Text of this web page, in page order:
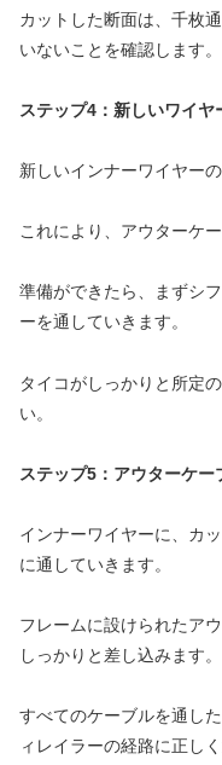
カットした断面は、千枚
いないことを確認します。
ステップ4：新しいワイ
新しいインナーワイヤー
これにより、アウターケ
準備ができたら、まずシ
ーを通していきます。
タイコがしっかりと所定
い。
ステップ5：アウターケ
インナーワイヤーに、カ
に通していきます。
フレームに設けられたア
しっかりと差し込みます。
すべてのケーブルを通し
ィレイラーの経路に正し